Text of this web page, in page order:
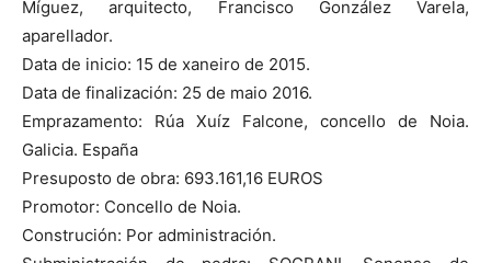
Míguez, arquitecto, Francisco González Varela,
aparellador.
Data de inicio: 15 de xaneiro de 2015.
Data de finalización: 25 de maio 2016.
Emprazamento: Rúa Xuíz Falcone, concello de Noia.
Galicia. España
Presuposto de obra: 693.161,16 EUROS
Promotor: Concello de Noia.
Construción: Por administración.